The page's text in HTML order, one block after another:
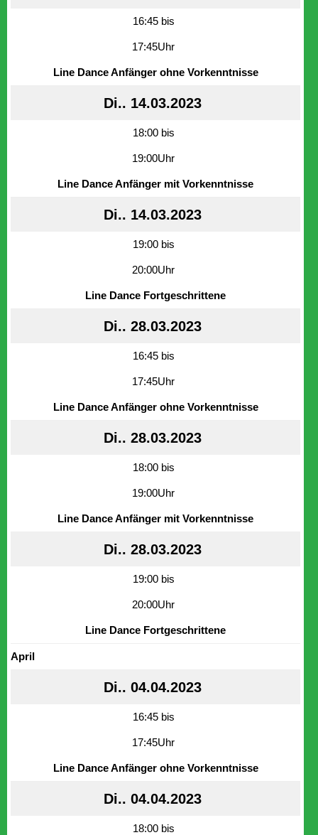
16:45 bis
17:45Uhr
Line Dance Anfänger ohne Vorkenntnisse
Di.. 14.03.2023
18:00 bis
19:00Uhr
Line Dance Anfänger mit Vorkenntnisse
Di.. 14.03.2023
19:00 bis
20:00Uhr
Line Dance Fortgeschrittene
Di.. 28.03.2023
16:45 bis
17:45Uhr
Line Dance Anfänger ohne Vorkenntnisse
Di.. 28.03.2023
18:00 bis
19:00Uhr
Line Dance Anfänger mit Vorkenntnisse
Di.. 28.03.2023
19:00 bis
20:00Uhr
Line Dance Fortgeschrittene
April
Di.. 04.04.2023
16:45 bis
17:45Uhr
Line Dance Anfänger ohne Vorkenntnisse
Di.. 04.04.2023
18:00 bis